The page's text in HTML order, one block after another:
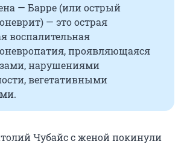
— Барре (или острый
— это острая
воспалительная
проявляющаяся
нарушениями
вегетативными
Чубайс с женой покинули